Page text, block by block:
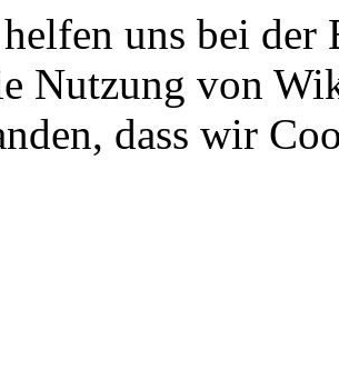
uns bei
Nutzung von
dass wir